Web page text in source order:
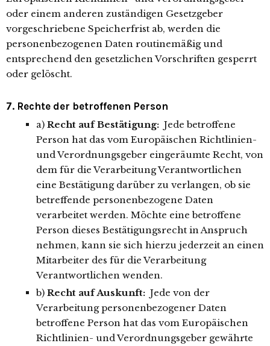
oder einem anderen zuständigen Gesetzgeber
vorgeschriebene Speicherfrist ab, werden die
personenbezogenen Daten routinemäßig und
entsprechend den gesetzlichen Vorschriften gesperrt
oder gelöscht.
7. Rechte der betroffenen Person
a) Recht auf Bestätigung: Jede betroffene
Person hat das vom Europäischen Richtlinien-
und Verordnungsgeber eingeräumte Recht, von
dem für die Verarbeitung Verantwortlichen
eine Bestätigung darüber zu verlangen, ob sie
betreffende personenbezogene Daten
verarbeitet werden. Möchte eine betroffene
Person dieses Bestätigungsrecht in Anspruch
nehmen, kann sie sich hierzu jederzeit an einen
Mitarbeiter des für die Verarbeitung
Verantwortlichen wenden.
b) Recht auf Auskunft: Jede von der
Verarbeitung personenbezogener Daten
betroffene Person hat das vom Europäischen
Richtlinien- und Verordnungsgeber gewährte